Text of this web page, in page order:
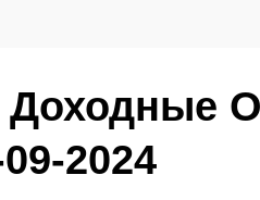
Доходные
2024